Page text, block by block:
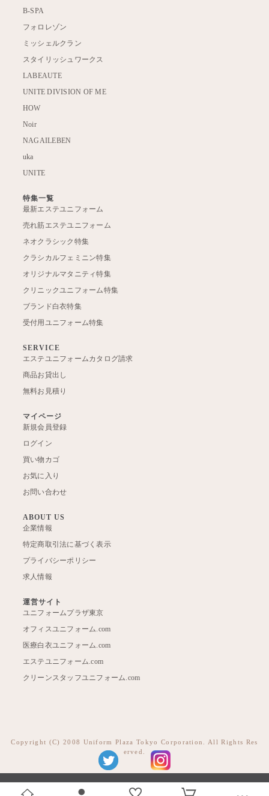
B-SPA
フォロレゾン
ミッシェルクラン
スタイリッシュワークス
LABEAUTE
UNITE DIVISION OF ME
HOW
Noir
NAGAILEBEN
uka
UNITE
特集一覧
最新エステユニフォーム
売れ筋エステユニフォーム
ネオクラシック特集
クラシカルフェミニン特集
オリジナルマタニティ特集
クリニックユニフォーム特集
ブランド白衣特集
受付用ユニフォーム特集
SERVICE
エステユニフォームカタログ請求
商品お貸出し
無料お見積り
マイページ
新規会員登録
ログイン
買い物カゴ
お気に入り
お問い合わせ
ABOUT US
企業情報
特定商取引法に基づく表示
プライバシーポリシー
求人情報
運営サイト
ユニフォームプラザ東京
オフィスユニフォーム.com
医療白衣ユニフォーム.com
エステユニフォーム.com
クリーンスタッフユニフォーム.com
Copyright (C) 2008 Uniform Plaza Tokyo Corporation. All Rights Res
erved.